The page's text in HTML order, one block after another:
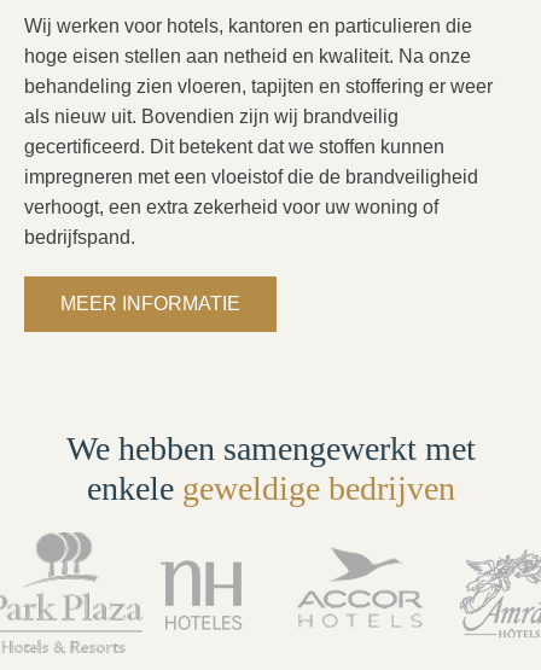
Wij werken voor hotels, kantoren en particulieren die
hoge eisen stellen aan netheid en kwaliteit. Na onze
behandeling zien vloeren, tapijten en stoffering er weer
als nieuw uit. Bovendien zijn wij brandveilig
gecertificeerd. Dit betekent dat we stoffen kunnen
impregneren met een vloeistof die de brandveiligheid
verhoogt, een extra zekerheid voor uw woning of
bedrijfspand.
MEER INFORMATIE
We hebben samengewerkt met
enkele geweldige bedrijven